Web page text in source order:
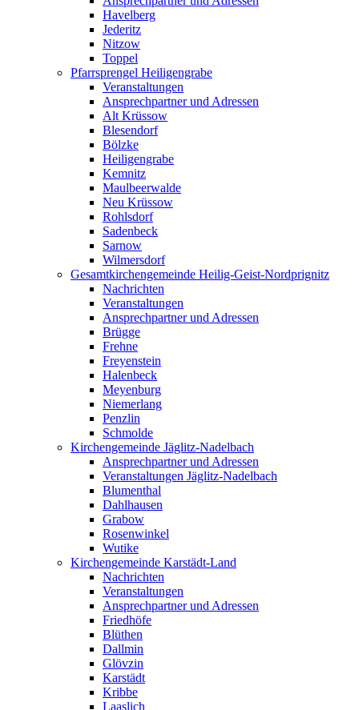
Havelberg
Jederitz
Nitzow
Toppel
Pfarrsprengel Heiligengrabe
Veranstaltungen
Ansprechpartner und Adressen
Alt Krüssow
Blesendorf
Bölzke
Heiligengrabe
Kemnitz
Maulbeerwalde
Neu Krüssow
Rohlsdorf
Sadenbeck
Sarnow
Wilmersdorf
Gesamtkirchengemeinde Heilig-Geist-Nordprignitz
Nachrichten
Veranstaltungen
Ansprechpartner und Adressen
Brügge
Frehne
Freyenstein
Halenbeck
Meyenburg
Niemerlang
Penzlin
Schmolde
Kirchengemeinde Jäglitz-Nadelbach
Ansprechpartner und Adressen
Veranstaltungen Jäglitz-Nadelbach
Blumenthal
Dahlhausen
Grabow
Rosenwinkel
Wutike
Kirchengemeinde Karstädt-Land
Nachrichten
Veranstaltungen
Ansprechpartner und Adressen
Friedhöfe
Blüthen
Dallmin
Glövzin
Karstädt
Kribbe
Laaslich